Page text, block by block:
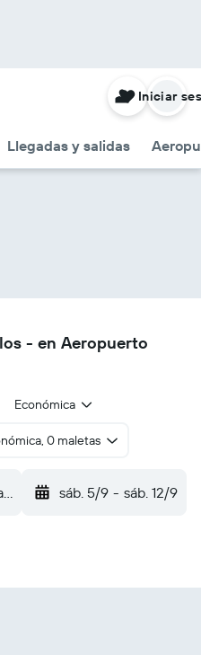
Llegadas y salidas
Iniciar
- en Aeropuerto
Económica
0 maletas
Bhamo (BMO) sáb. 5/9 - sáb. 12/9